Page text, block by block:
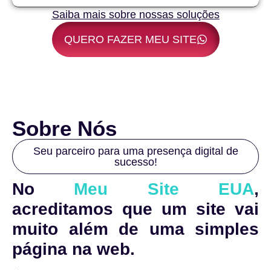
Saiba mais sobre nossas soluções
QUERO FAZER MEU SITE
Sobre Nós
Seu parceiro para uma presença digital de
sucesso!
No Meu Site EUA,
acreditamos que um site vai
muito além de uma simples
página na web.